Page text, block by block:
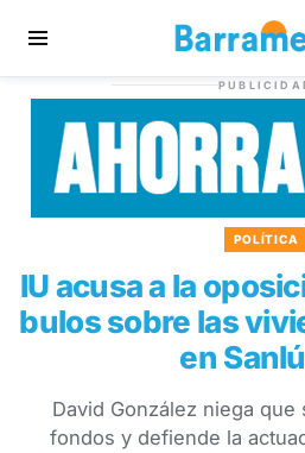
POLÍTICA
IU acusa a la
bulos sobre las
en
David González niega que
fondos y defiende la